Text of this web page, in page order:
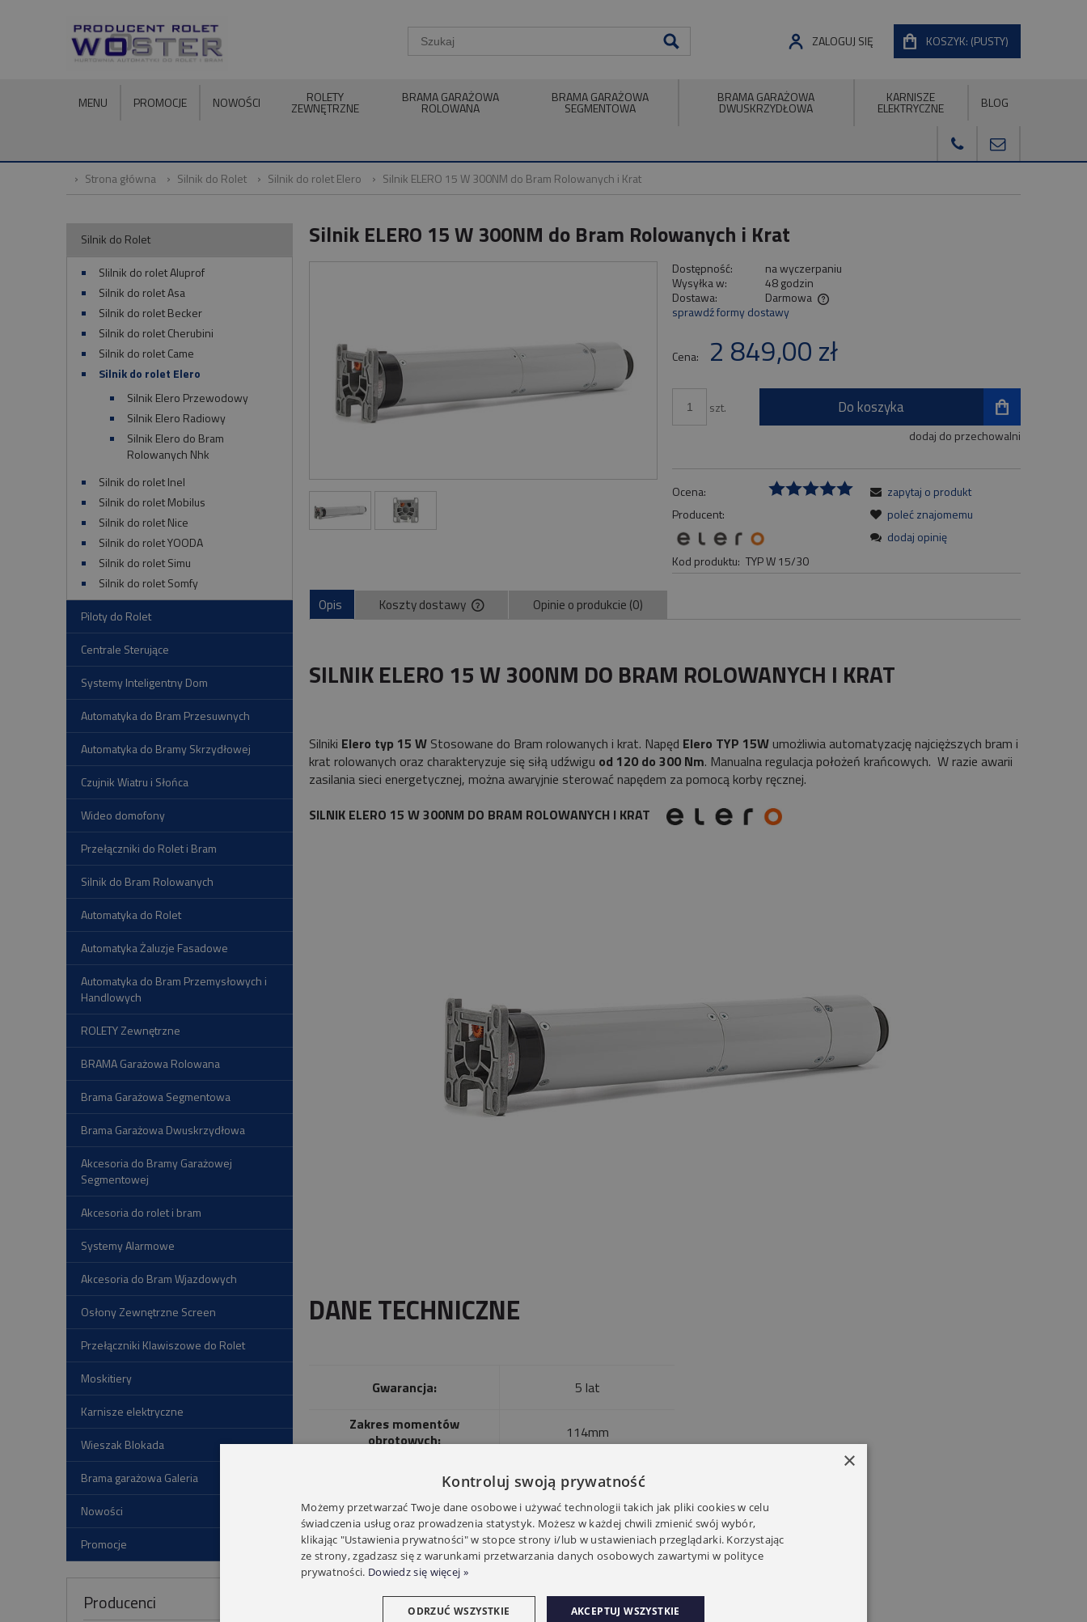
KOSZYK: (PUSTY)
ZALOGUJ SIĘ
MENU PROMOCJE NOWOŚCI ROLETY
ZEWNĘTRZNE
BRAMA GARAŻOWA
ROLOWANA
BRAMA GARAŻOWA
SEGMENTOWA
BRAMA GARAŻOWA
DWUSKRZYDŁOWA
KARNISZE
ELEKTRYCZNE BLOG
Strona główna Silnik do Rolet Silnik do rolet Elero Silnik ELERO 15 W 300NM do Bram Rolowanych i Krat
Silnik do Rolet
SIilnik do rolet Aluprof
Silnik do rolet Asa
Silnik do rolet Becker
Silnik do rolet Cherubini
Silnik do rolet Came
Silnik do rolet Elero
Silnik Elero Przewodowy
Silnik Elero Radiowy
Silnik Elero do Bram
Rolowanych Nhk
Silnik do rolet Inel
Silnik do rolet Mobilus
Silnik do rolet Nice
Silnik do rolet YOODA
Silnik do rolet Simu
Silnik do rolet Somfy
Piloty do Rolet
Centrale Sterujące
Systemy Inteligentny Dom
Automatyka do Bram Przesuwnych
Automatyka do Bramy Skrzydłowej
Czujnik Wiatru i Słońca
Wideo domofony
Przełączniki do Rolet i Bram
Silnik do Bram Rolowanych
Automatyka do Rolet
Automatyka Żaluzje Fasadowe
Automatyka do Bram Przemysłowych i
Handlowych
ROLETY Zewnętrzne
BRAMA Garażowa Rolowana
Brama Garażowa Segmentowa
Brama Garażowa Dwuskrzydłowa
Akcesoria do Bramy Garażowej
Segmentowej
Akcesoria do rolet i bram
Systemy Alarmowe
Akcesoria do Bram Wjazdowych
Osłony Zewnętrzne Screen
Przełączniki Klawiszowe do Rolet
Moskitiery
Karnisze elektryczne
Wieszak Blokada
Brama garażowa Galeria
Nowości
Promocje
Producenci
Silnik ELERO 15 W 300NM do Bram Rolowanych i Krat
Dostępność:
na wyczerpaniu
Wysyłka w:
48 godzin
Dostawa:
Darmowa
płatności
sprawdź formy dostawy
Cena: 2 849,00 zł
szt. Do koszyka
dodaj do przechowalni
Ocena:
Producent:
Kod produktu: TYP W 15/30
zapytaj o produkt
poleć znajomemu
dodaj opinię
Opis Koszty dostawy Opinie o produkcie (0)
SILNIK ELERO 15 W 300NM DO BRAM ROLOWANYCH I KRAT
Silniki Elero typ 15 W Stosowane do Bram rolowanych i krat. Napęd Elero TYP 15W umożliwia automatyzację najcięższych bram i
krat rolowanych oraz charakteryzuje się siłą udźwigu od 120 do 300 Nm. Manualna regulacja położeń krańcowych. W razie awarii
zasilania sieci energetycznej, można awaryjnie sterować napędem za pomocą korby ręcznej.
SILNIK ELERO 15 W 300NM DO BRAM ROLOWANYCH I KRAT
DANE TECHNICZNE
Gwarancja:
5 lat
Zakres momentów
obrotowych:
114mm
300NM
×
Kontroluj swoją prywatność
Możemy przetwarzać Twoje dane osobowe i używać technologii takich jak pliki cookies w celu
świadczenia usług oraz prowadzenia statystyk. Możesz w każdej chwili zmienić swój wybór,
klikając "Ustawienia prywatności" w stopce strony i/lub w ustawieniach przeglądarki. Korzystając
ze strony, zgadzasz się z warunkami przetwarzania danych osobowych zawartymi w polityce
prywatności. Dowiedz się więcej »
AKCEPTUJ WSZYSTKIE
ODRZUĆ WSZYSTKIE